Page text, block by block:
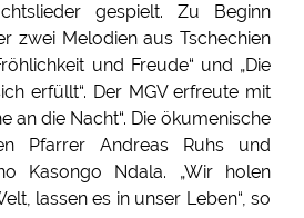
gespielt. Zu Beginn
zwei Melodien aus Tschechien
und Freude“ und „Die
erfüllt“. Der MGV erfreute mit
an die Nacht“. Die ökumenische
Pfarrer Andreas Ruhs und
Kasongo Ndala. „Wir holen
lassen es in unser Leben“, so